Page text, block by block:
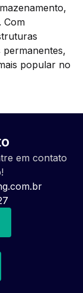
Com
popular no
em contato